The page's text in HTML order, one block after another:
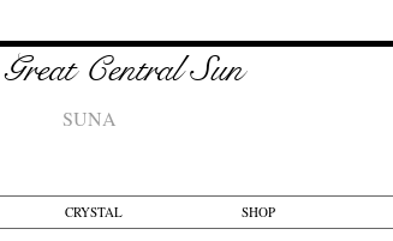
Central Sun
SUNA
CRYSTAL SHOP